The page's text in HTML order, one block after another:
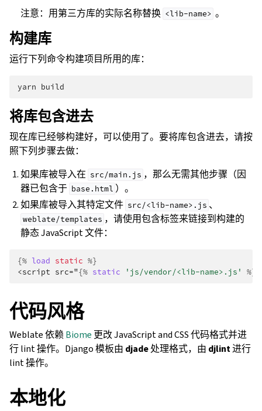
注意：用第三方库的实际名称替换 <lib-name> 。
构建库
运行下列命令构建项目所用的库：
yarn
将库包含进去
现在库已经够构建好，可以使用了。要将库包含进去，请按
照下列步骤去做：
如果库被导入在 src/main.js ，那么无需其他步骤（因
器已包含于 base.html ）。
如果库被导入其特定文件 src/<lib-name>.js 、
weblate/templates ，请使用包含标签来链接到构建的
静态 JavaScript 文件：
{% load static %}
<script src="{% static 'js/vendor/<lib-name>.js' %}
代码风格
Weblate 依赖 Biome 更改 JavaScript and CSS 代码格式并进
行 lint 操作。Django 模板由 djade处理格式，由 djlint进行
lint 操作。
本地化